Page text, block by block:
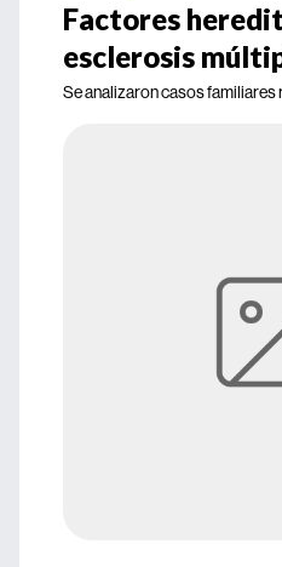
Factores
esclerosis
Se analizaron casos